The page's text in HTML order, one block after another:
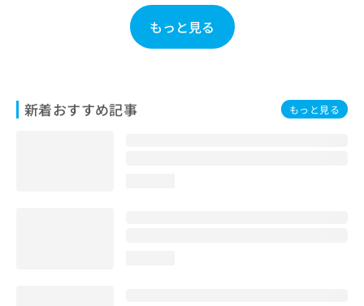
もっと見る
新着おすすめ記事 もっと見る
は